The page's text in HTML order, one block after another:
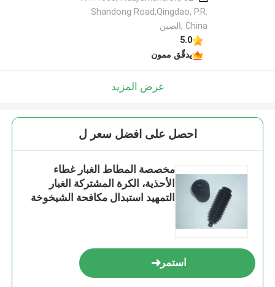
Shandong Road,Qingdao, P.R.
China ,الصين
5.0
يدقّق ممون
عرض المزيد
احصل على افضل سعر ل
مخصصة المطاط الغبار غطاء
الأحذية، الكرة المشتركة الغبار
التمهيد استبدال مكافحة الشيخوخة
استمر